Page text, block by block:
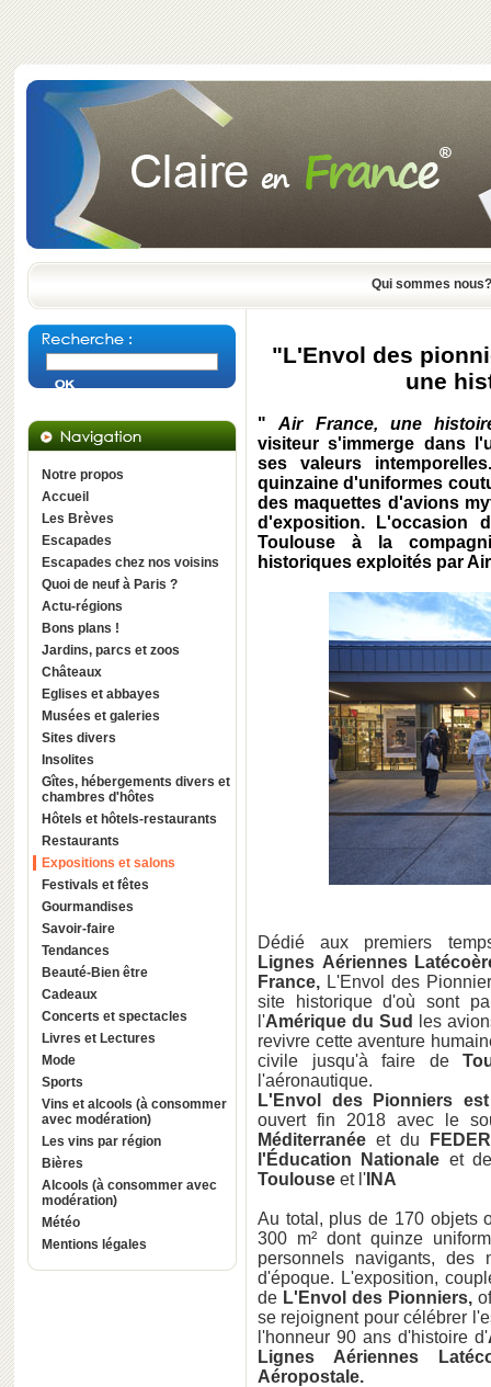
Qui sommes nous?
Notre propos
Accueil
Les Brèves
Escapades
Escapades chez nos voisins
Quoi de neuf à Paris ?
Actu-régions
Bons plans !
Jardins, parcs et zoos
Châteaux
Eglises et abbayes
Musées et galeries
Sites divers
Insolites
Gîtes, hébergements divers et
chambres d'hôtes
Hôtels et hôtels-restaurants
Restaurants
Expositions et salons
Festivals et fêtes
Gourmandises
Savoir-faire
Tendances
Beauté-Bien être
Cadeaux
Concerts et spectacles
Livres et Lectures
Mode
Sports
Vins et alcools (à consommer
avec modération)
Les vins par région
Bières
Alcools (à consommer avec
modération)
Météo
Mentions légales
"L'Envol des
une
"Air France, une
visiteur s'immerge dans
ses valeurs
quinzaine d'uniformes
des maquettes d'avions
d'exposition. L'occasion
Toulouse à la
historiques exploités par
Dédié aux premiers
Lignes Aériennes
France, L'Envol des
site historique d'où sont
l'Amérique du Sud
les
revivre cette aventure
civile jusqu'à faire de
l'aéronautique.
L'Envol des Pionniers est
ouvert fin 2018 avec le
Méditerranée et du
FEDER
l'Éducation Nationale et
Toulouse et l' INA
Au total, plus de 170 objets
300 m² dont quinze
personnels navigants, des
d'époque. L'exposition,
de L'Envol des Pionniers,
se rejoignent pour célébrer
l'honneur 90 ans d'histoire d'
Lignes Aériennes
Aéropostale.